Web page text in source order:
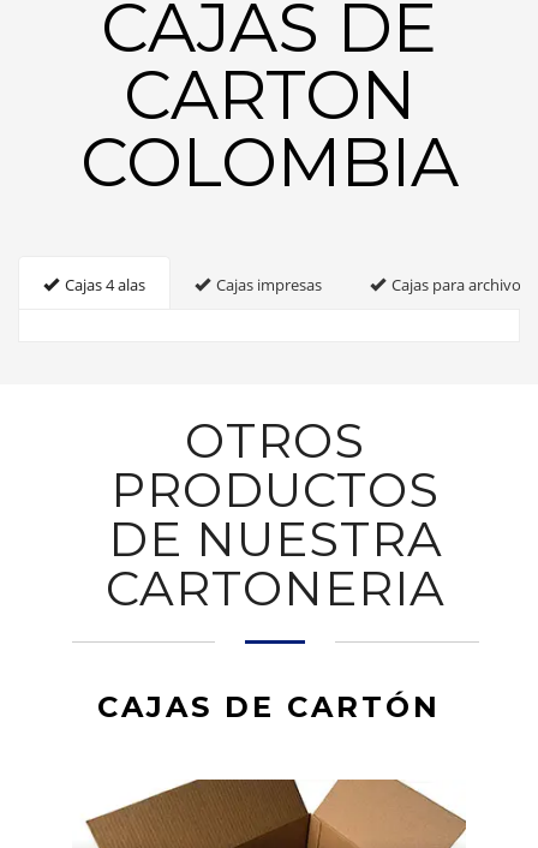
CAJAS DE
CARTON
COLOMBIA
Cajas 4 alas Cajas impresas Cajas para archivo
OTROS
PRODUCTOS
DE NUESTRA
CARTONERIA
CAJAS DE CARTÓN